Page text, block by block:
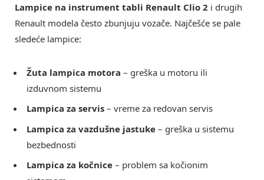
Lampice na instrument tabli Renault Clio 2 i drugih
Renault modela često zbunjuju vozače. Najčešće se pale
sledeće lampice:
Žuta lampica motora – greška u motoru ili
izduvnom sistemu
Lampica za servis – vreme za redovan servis
Lampica za vazdušne jastuke – greška u sistemu
bezbednosti
Lampica za kočnice – problem sa kočionim